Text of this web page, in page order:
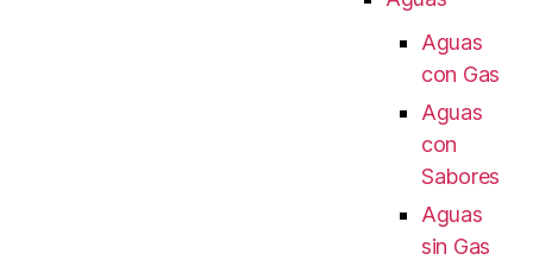
Aguas
con Gas
Aguas
con
Sabores
Aguas
sin Gas